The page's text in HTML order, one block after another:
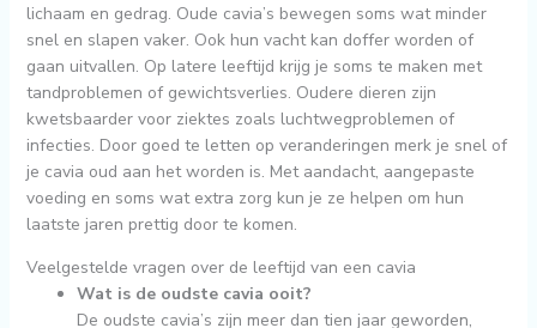
lichaam en gedrag. Oude cavia’s bewegen soms wat minder
snel en slapen vaker. Ook hun vacht kan doffer worden of
gaan uitvallen. Op latere leeftijd krijg je soms te maken met
tandproblemen of gewichtsverlies. Oudere dieren zijn
kwetsbaarder voor ziektes zoals luchtwegproblemen of
infecties. Door goed te letten op veranderingen merk je snel of
je cavia oud aan het worden is. Met aandacht, aangepaste
voeding en soms wat extra zorg kun je ze helpen om hun
laatste jaren prettig door te komen.
Veelgestelde vragen over de leeftijd van een cavia
Wat is de oudste cavia ooit?
De oudste cavia’s zijn meer dan tien jaar geworden,